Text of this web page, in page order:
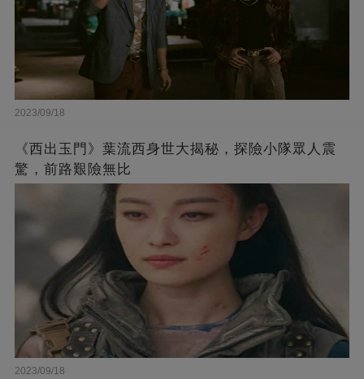
2023/09/18
《西出玉門》葉流西身世大揭秘，探險小隊眾人震
驚，前路艱險無比
2023/09/18